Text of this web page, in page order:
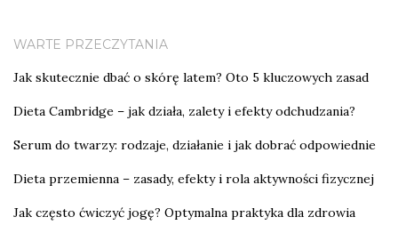
WARTE PRZECZYTANIA
Jak skutecznie dbać o skórę latem? Oto 5 kluczowych zasad
Dieta Cambridge – jak działa, zalety i efekty odchudzania?
Serum do twarzy: rodzaje, działanie i jak dobrać odpowiednie
Dieta przemienna – zasady, efekty i rola aktywności fizycznej
Jak często ćwiczyć jogę? Optymalna praktyka dla zdrowia